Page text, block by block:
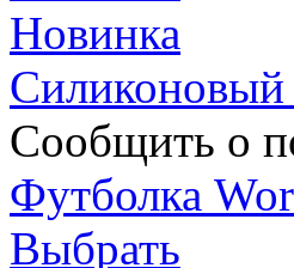
Новинка
Силиконовый
Сообщить о
Футболка
Выбрать